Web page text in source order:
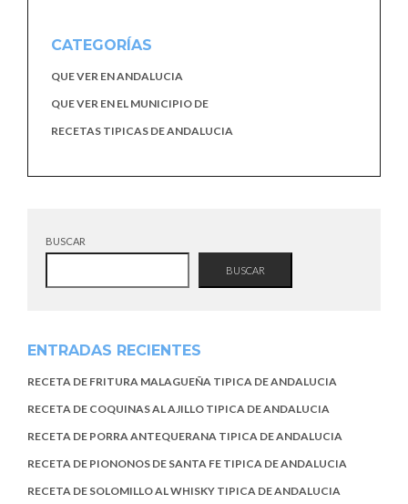
CATEGORÍAS
QUE VER EN ANDALUCIA
QUE VER EN EL MUNICIPIO DE
RECETAS TIPICAS DE ANDALUCIA
BUSCAR
BUSCAR
ENTRADAS RECIENTES
RECETA DE FRITURA MALAGUEÑA TIPICA DE ANDALUCIA
RECETA DE COQUINAS AL AJILLO TIPICA DE ANDALUCIA
RECETA DE PORRA ANTEQUERANA TIPICA DE ANDALUCIA
RECETA DE PIONONOS DE SANTA FE TIPICA DE ANDALUCIA
RECETA DE SOLOMILLO AL WHISKY TIPICA DE ANDALUCIA